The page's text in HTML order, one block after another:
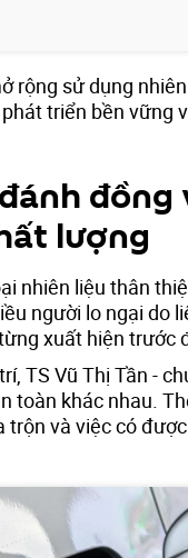
rộng sử dụng
triển bền vững
đồng
lượng
nhiên liệu thân
người lo ngại do
xuất hiện trước
TS Vũ Thị Tần -
toàn khác nhau.
trộn và việc có